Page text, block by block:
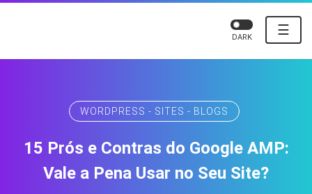
☰
DARK
WORDPRESS - SITES - BLOGS
15 Prós e Contras do Google AMP:
Vale a Pena Usar no Seu Site?